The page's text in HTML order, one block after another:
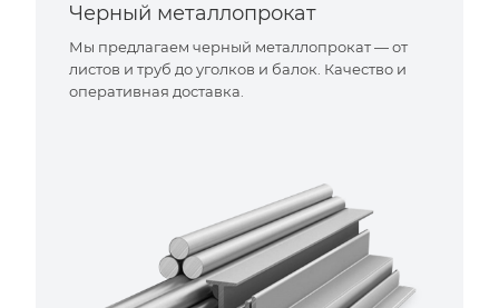
Черный металлопрокат
Мы предлагаем черный металлопрокат — от
листов и труб до уголков и балок. Качество и
оперативная доставка.